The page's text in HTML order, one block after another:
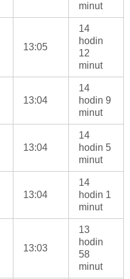
minut
13:05
14
hodin
12
minut
13:04
14
hodin 9
minut
13:04
14
hodin 5
minut
13:04
14
hodin 1
minut
13:03
13
hodin
58
minut